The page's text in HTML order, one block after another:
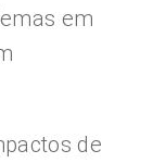
em
de